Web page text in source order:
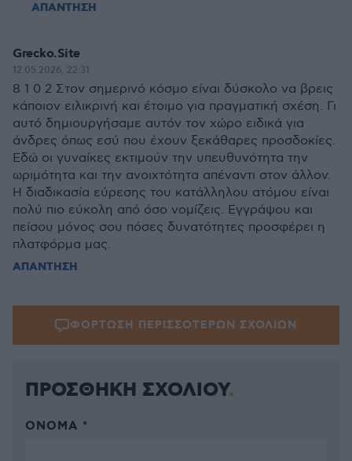
ΑΠΑΝΤΗΣΗ
Grecko.Site
12.05.2026, 22:31
8 1 0 2 Στον σημερινό κόσμο είναι δύσκολο να βρεις
κάποιον ειλικρινή και έτοιμο για πραγματική σχέση. Γι
αυτό δημιουργήσαμε αυτόν τον χώρο ειδικά για
άνδρες όπως εσύ που έχουν ξεκάθαρες προσδοκίες.
Εδώ οι γυναίκες εκτιμούν την υπευθυνότητα την
ωριμότητα και την ανοιχτότητα απέναντι στον άλλον.
Η διαδικασία εύρεσης του κατάλληλου ατόμου είναι
πολύ πιο εύκολη από όσο νομίζεις. Εγγράψου και
πείσου μόνος σου πόσες δυνατότητες προσφέρει η
πλατφόρμα μας.
ΑΠΑΝΤΗΣΗ
ΦΟΡΤΩΣΗ ΠΕΡΙΣΣΟΤΕΡΩΝ ΣΧΟΛΙΩΝ
ΠΡΟΣΘΗΚΗ ΣΧΟΛΙΟΥ
ΌΝΟΜΑ *